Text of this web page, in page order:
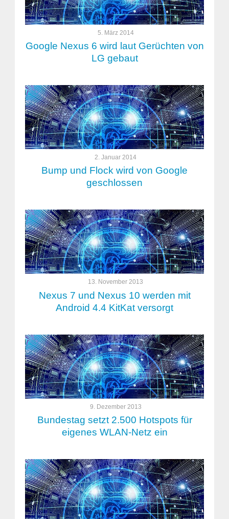
5. März 2014
Google Nexus 6 wird laut Gerüchten von
LG gebaut
2. Januar 2014
Bump und Flock wird von Google
geschlossen
13. November 2013
Nexus 7 und Nexus 10 werden mit
Android 4.4 KitKat versorgt
9. Dezember 2013
Bundestag setzt 2.500 Hotspots für
eigenes WLAN-Netz ein